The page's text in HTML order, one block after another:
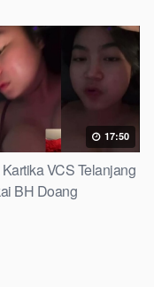
17:50
VCS Telanjang
BH Doang